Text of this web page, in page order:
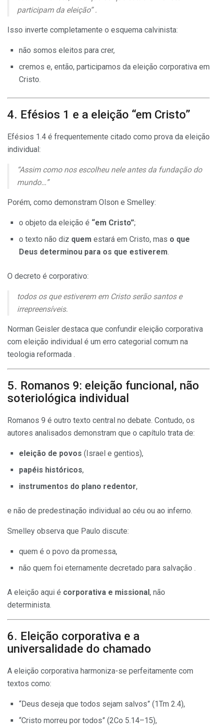
participam da eleição” .
Isso inverte completamente o esquema calvinista:
não somos eleitos para crer,
cremos e, então, participamos da eleição corporativa em
Cristo.
4. Efésios 1 e a eleição “em Cristo”
Efésios 1.4 é frequentemente citado como prova da eleição
individual:
“Assim como nos escolheu nele antes da fundação do
mundo…”
Porém, como demonstram Olson e Smelley:
o objeto da eleição é “em Cristo”;
o texto não diz quem estará em Cristo, mas o que
Deus determinou para os que estiverem.
O decreto é corporativo:
todos os que estiverem em Cristo serão santos e
irrepreensíveis.
Norman Geisler destaca que confundir eleição corporativa
com eleição individual é um erro categorial comum na
teologia reformada .
5. Romanos 9: eleição funcional, não
soteriológica individual
Romanos 9 é outro texto central no debate. Contudo, os
autores analisados demonstram que o capítulo trata de:
eleição de povos (Israel e gentios),
papéis históricos,
instrumentos do plano redentor,
e não de predestinação individual ao céu ou ao inferno.
Smelley observa que Paulo discute:
quem é o povo da promessa,
não quem foi eternamente decretado para salvação .
A eleição aqui é corporativa e missional, não
determinista.
6. Eleição corporativa e a
universalidade do chamado
A eleição corporativa harmoniza-se perfeitamente com
textos como:
“Deus deseja que todos sejam salvos” (1Tm 2.4),
“Cristo morreu por todos” (2Co 5.14–15),